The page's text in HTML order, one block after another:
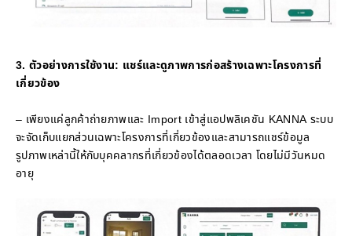
3. ตัวอย่างการใช้งาน: แชร์และดูภาพการก่อสร้างเฉพาะโครงการที่
เกี่ยวข้อง
– เพียงแค่ลูกค้าถ่ายภาพและ Import เข้าสู่แอปพลิเคชัน KANNA ระบบ
จะจัดเก็บแยกส่วนเฉพาะโครงการที่เกี่ยวข้องและสามารถแชร์ข้อมูล
รูปภาพเหล่านี้ให้กับบุคคลากรที่เกี่ยวข้องได้ตลอดเวลา โดยไม่มีวันหมด
อายุ